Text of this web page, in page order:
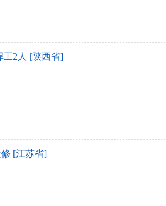
工2人 [陕西省]
[江苏省]